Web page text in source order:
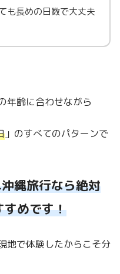
も長めの日数で大丈夫
年齢に合わせながら
」のすべてのパターンで
縄旅行なら絶対
めです！
地で体験したからこそ分